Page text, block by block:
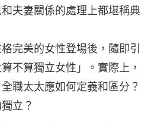
夫妻關係的處理上都堪稱典
完美的女性登場後，隨即引
不算獨立女性」。實際上，
職太太應如何定義和區分？
立？